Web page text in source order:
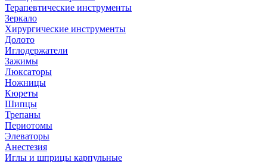
Терапевтические инструменты
Зеркало
Хирургические инструменты
Долото
Иглодержатели
Зажимы
Люксаторы
Ножницы
Кюреты
Шипцы
Трепаны
Периотомы
Элеваторы
Анестезия
Иглы и шприцы карпульные